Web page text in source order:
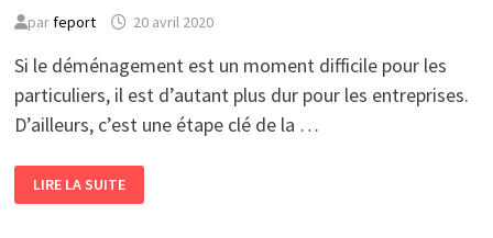
parfeport 20 avril 2020
Si le déménagement est un moment difficile pour les
particuliers, il est d’autant plus dur pour les entreprises.
D’ailleurs, c’est une étape clé de la …
DÉMÉNAGEMENT
D’ENTREPRISE
:
LIRE LA SUITE